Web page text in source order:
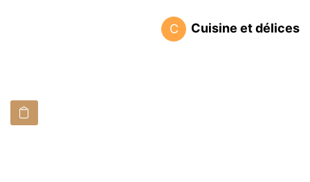
C Cuisine et délices